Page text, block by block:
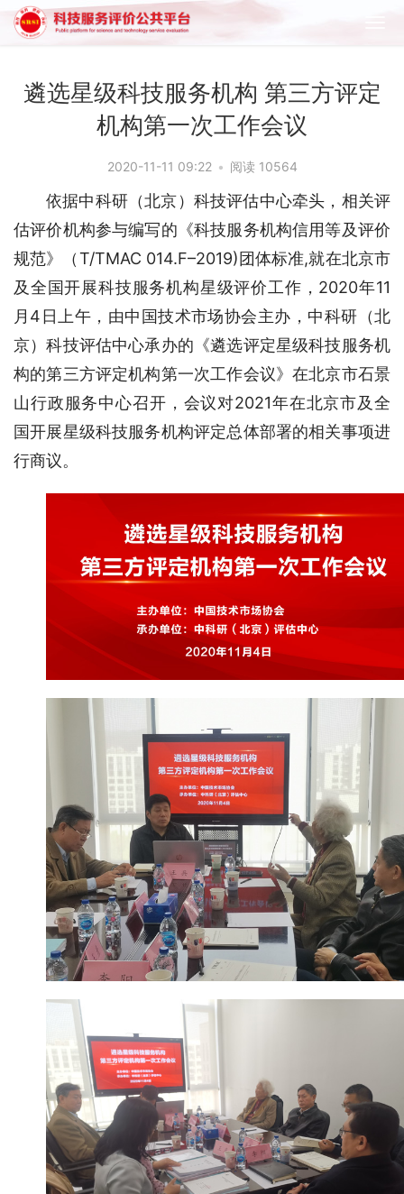
遴选星级科技服务机构 第三方评定
机构第一次工作会议
2020-11-11 09:22 • 阅读 10564
依据中科研（北京）科技评估中心牵头，相关评
估评价机构参与编写的《科技服务机构信用等及评价
规范》（T/TMAC 014.F–2019)团体标准,就在北京市
及全国开展科技服务机构星级评价工作，2020年11
月4日上午，由中国技术市场协会主办，中科研（北
京）科技评估中心承办的《遴选评定星级科技服务机
构的第三方评定机构第一次工作会议》在北京市石景
山行政服务中心召开，会议对2021年在北京市及全
国开展星级科技服务机构评定总体部署的相关事项进
行商议。